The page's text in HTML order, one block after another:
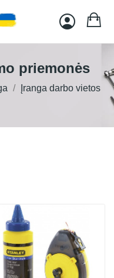
priemonės
Įranga darbo vietos